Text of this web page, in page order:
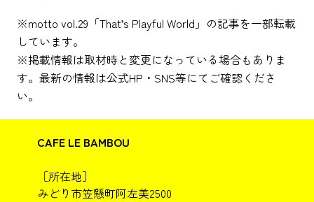
※motto vol.29「That’s Playful World」の記事を一部転載
しています。
※掲載情報は取材時と変更になっている場合もありま
す。最新の情報は公式HP・SNS等にてご確認くださ
い。
CAFE LE BAMBOU
［所在地］
みどり市笠懸町阿左美2500